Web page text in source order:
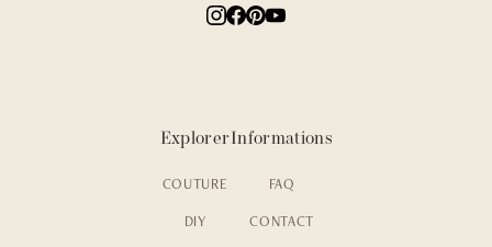
Explorer
COUTURE
DIY
Informations
FAQ
CONTACT